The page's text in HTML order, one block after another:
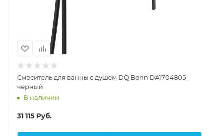
Смеситель для ванны с душем DQ Bonn DA1704805
черный
В наличии
31 115 Руб.